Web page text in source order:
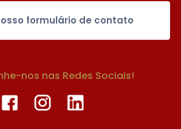
formulário de contato
nos nas Redes Sociais!